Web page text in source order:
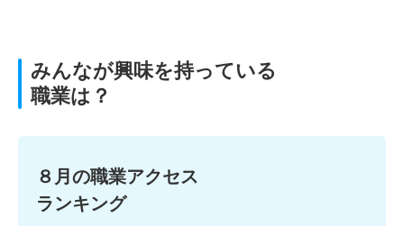
みんなが興味を持っている
職業は？
８月の職業アクセス
ランキング